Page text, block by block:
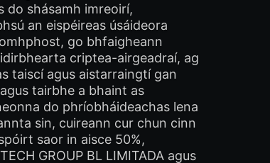
do shásamh imreoirí,
an eispéireas úsáideora
go bhfaigheann
criptea-airgeadraí, ag
taiscí agus aistarraingtí gan
tairbhe a bhaint as
do phríobháideachas lena
sin, cuireann cur chun cinn
saor in aisce 50%,
GROUP BL LIMITADA agus